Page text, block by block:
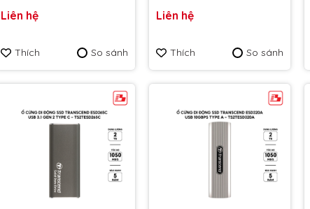
TS2TESD300C - Bảo
Liên hệ
Thích So sánh
TS2TESD300S - Bảo
Liên hệ
Thích So sánh